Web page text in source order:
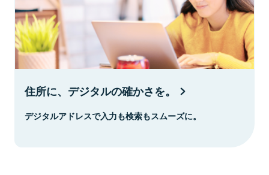
住所に、デジタルの確かさを。
デジタルアドレスで入力も検索もスムーズに。